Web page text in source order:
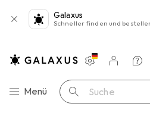
Galaxus
Schneller finden und
Navigation nach Kategorien
Menü Suche
Einstellungen
Kundenkonto
Vergleichslisten
Merklisten
Warenkorb